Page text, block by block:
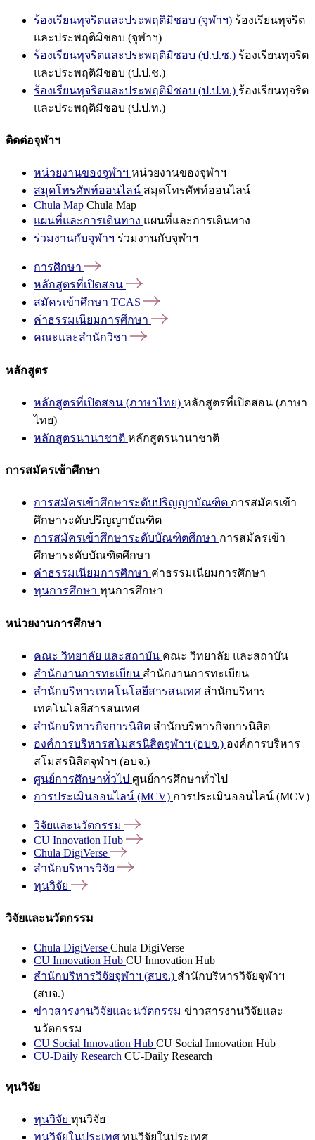
ร้องเรียนทุจริตและประพฤติมิชอบ (จุฬาฯ) ร้องเรียนทุจริต
และประพฤติมิชอบ (จุฬาฯ)
ร้องเรียนทุจริตและประพฤติมิชอบ (ป.ป.ช.) ร้องเรียนทุจริต
และประพฤติมิชอบ (ป.ป.ช.)
ร้องเรียนทุจริตและประพฤติมิชอบ (ป.ป.ท.) ร้องเรียนทุจริต
และประพฤติมิชอบ (ป.ป.ท.)
ติดต่อจุฬาฯ
หน่วยงานของจุฬาฯ หน่วยงานของจุฬาฯ
สมุดโทรศัพท์ออนไลน์ สมุดโทรศัพท์ออนไลน์
Chula Map Chula Map
แผนที่และการเดินทาง แผนที่และการเดินทาง
ร่วมงานกับจุฬาฯ ร่วมงานกับจุฬาฯ
การศึกษา
หลักสูตรที่เปิดสอน
สมัครเข้าศึกษา TCAS
ค่าธรรมเนียมการศึกษา
คณะและสำนักวิชา
หลักสูตร
หลักสูตรที่เปิดสอน (ภาษาไทย) หลักสูตรที่เปิดสอน (ภาษา
ไทย)
หลักสูตรนานาชาติ หลักสูตรนานาชาติ
การสมัครเข้าศึกษา
การสมัครเข้าศึกษาระดับปริญญาบัณฑิต การสมัครเข้า
ศึกษาระดับปริญญาบัณฑิต
การสมัครเข้าศึกษาระดับบัณฑิตศึกษา การสมัครเข้า
ศึกษาระดับบัณฑิตศึกษา
ค่าธรรมเนียมการศึกษา ค่าธรรมเนียมการศึกษา
ทุนการศึกษา ทุนการศึกษา
หน่วยงานการศึกษา
คณะ วิทยาลัย และสถาบัน คณะ วิทยาลัย และสถาบัน
สำนักงานการทะเบียน สำนักงานการทะเบียน
สำนักบริหารเทคโนโลยีสารสนเทศ สำนักบริหาร
เทคโนโลยีสารสนเทศ
สำนักบริหารกิจการนิสิต สำนักบริหารกิจการนิสิต
องค์การบริหารสโมสรนิสิตจุฬาฯ (อบจ.) องค์การบริหาร
สโมสรนิสิตจุฬาฯ (อบจ.)
ศูนย์การศึกษาทั่วไป ศูนย์การศึกษาทั่วไป
การประเมินออนไลน์ (MCV) การประเมินออนไลน์ (MCV)
วิจัยและนวัตกรรม
CU Innovation Hub
Chula DigiVerse
สำนักบริหารวิจัย
ทุนวิจัย
วิจัยและนวัตกรรม
Chula DigiVerse Chula DigiVerse
CU Innovation Hub CU Innovation Hub
สำนักบริหารวิจัยจุฬาฯ (สบจ.) สำนักบริหารวิจัยจุฬาฯ
(สบจ.)
ข่าวสารงานวิจัยและนวัตกรรม ข่าวสารงานวิจัยและ
นวัตกรรม
CU Social Innovation Hub CU Social Innovation Hub
CU-Daily Research CU-Daily Research
ทุนวิจัย
ทุนวิจัย ทุนวิจัย
ทุนวิจัยในประเทศ ทุนวิจัยในประเทศ